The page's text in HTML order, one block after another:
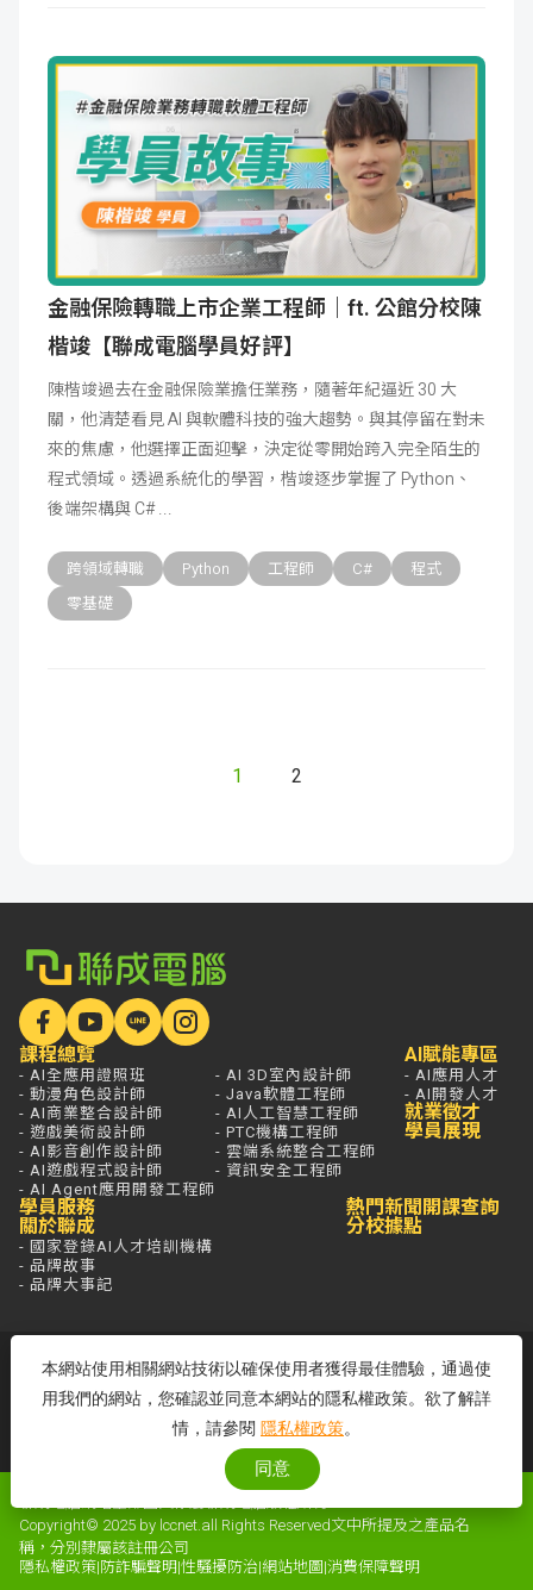
金融保險轉職上市企業工程師｜ft. 公館分校陳
楷竣【聯成電腦學員好評】
陳楷竣過去在金融保險業擔任業務，隨著年紀逼近 30 大
關，他清楚看見 AI 與軟體科技的強大趨勢。與其停留在對未
來的焦慮，他選擇正面迎擊，決定從零開始跨入完全陌生的
程式領域。透過系統化的學習，楷竣逐步掌握了 Python、
後端架構與 C#
跨領域轉職 Python 工程師 C#
程式
零基礎
1 2
課程總覽
- AI全應用證照班
- 動漫角色設計師
- AI商業整合設計師
- 遊戲美術設計師
- AI影音創作設計師
- AI遊戲程式設計師
- AI Agent應用開發工程師
- AI 3D室內設計師
- Java軟體工程師
- AI人工智慧工程師
- PTC機構工程師
- 雲端系統整合工程師
- 資訊安全工程師
AI賦能專區
- AI應用人才
- AI開發人才
就業徵才
學員展現
學員服務
關於聯成
- 國家登錄AI人才培訓機構
- 品牌故事
- 品牌大事記
熱門新聞
分校據點
開課查詢
若想進一步了解，打通電話問最安心，
免付費專線歡迎來電！
客服專線：0800-580-581
周一至五 09:00~18:00
Copyright© 2025 by lccnet.all Rights Reserved文中所提及之產品名
稱，分別隸屬該註冊公司
隱私權政策|防詐騙聲明|性騷擾防治|網站地圖|消費保障聲明
本網站使用相關網站技術以確保使用者獲得最佳體驗，通過使
用我們的網站，您確認並同意本網站的隱私權政策。欲了解詳
情，請參閱 隱私權政策。
同意